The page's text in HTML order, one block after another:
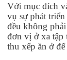
Với mục đích
vụ sự phát
đều không
đơn vị ở xa tập
thu xếp ăn ở